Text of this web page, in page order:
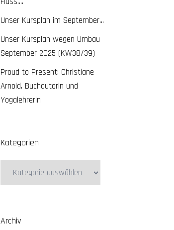
Unser Kursplan im September…
Unser Kursplan wegen Umbau
September 2025 (KW38/39)
Proud to Present: Christiane
Arnold, Buchautorin und
Yogalehrerin
Kategorien
Archiv